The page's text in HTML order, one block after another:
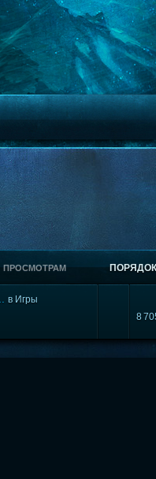
ПРОСМОТРАМ ПОРЯДОК
в Игры
8